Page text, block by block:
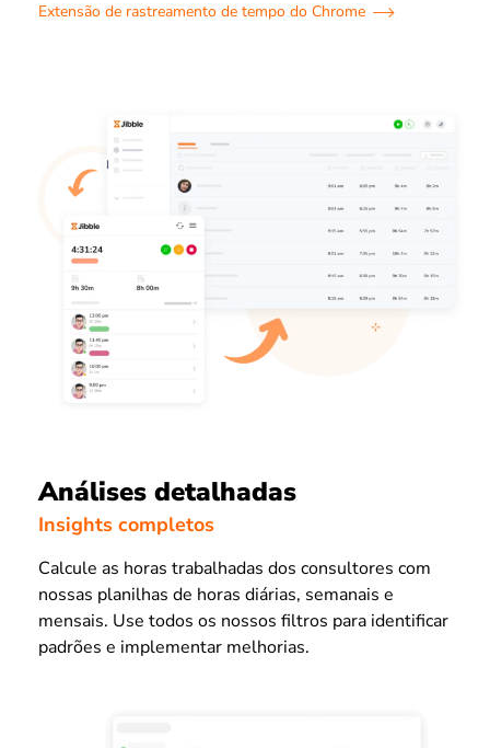
Extensão de rastreamento de tempo do Chrome
Análises detalhadas
Insights completos
Calcule as horas trabalhadas dos consultores com
nossas planilhas de horas diárias, semanais e
mensais. Use todos os nossos filtros para identificar
padrões e implementar melhorias.